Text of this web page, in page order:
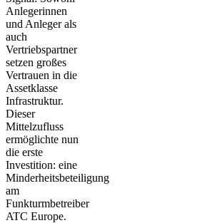
Anlegerinnen
und Anleger als
auch
Vertriebspartner
setzen großes
Vertrauen in die
Assetklasse
Infrastruktur.
Dieser
Mittelzufluss
ermöglichte nun
die erste
Investition: eine
Minderheitsbeteiligung
am
Funkturmbetreiber
ATC Europe.